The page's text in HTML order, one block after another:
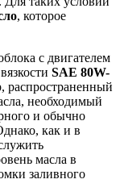
, которое
с двигателем
SAE 80W-
распространенный
необходимый
и обычно
как и в
масла в
заливного